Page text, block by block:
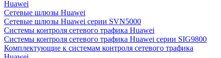
Huawei
Сетевые шлюзы Huawei
Сетевые шлюзы Huawei серии SVN5000
Системы контроля сетевого трафика Huawei
Системы контроля сетевого трафика Huawei серии SIG9800
Комплектующие к системам контроля сетевого трафика